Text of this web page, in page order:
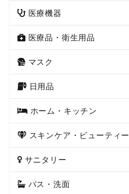
医療機器
医療品・衛生用品
マスク
日用品
ホーム・キッチン
スキンケア・ビューティー
サニタリー
バス・洗面